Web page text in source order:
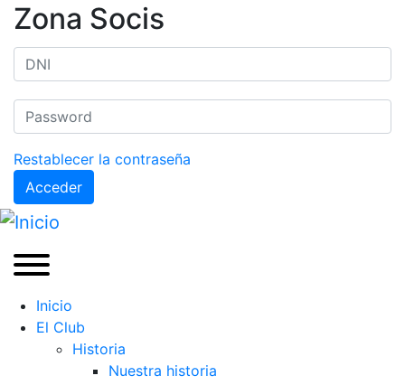
Zona Socis
Restablecer la contraseña
Acceder
Inicio
El Club
Historia
Nuestra historia